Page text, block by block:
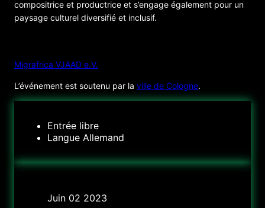
compositrice et productrice et s’engage également pour un
paysage culturel diversifié et inclusif.
Migrafrica VJAAD e.V.
L’événement est soutenu par la ville de Cologne.
Entrée libre
Langue Allemand
Juin 02 2023